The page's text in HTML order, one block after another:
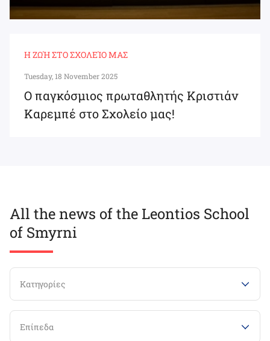
Η ΖΩΉ ΣΤΟ ΣΧΟΛΕΊΟ ΜΑΣ
Tuesday, 18 November 2025
Ο παγκόσμιος πρωταθλητής Κριστιάν
Καρεμπέ στο Σχολείο μας!
All the news of the Leontios School
of Smyrni
Κατηγορίες
Επίπεδα